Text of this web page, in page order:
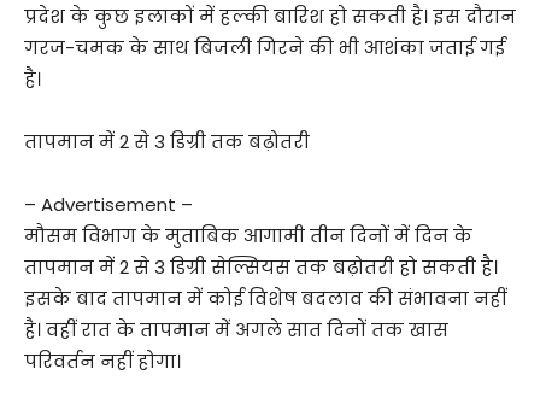
प्रदेश के कुछ इलाकों में हल्की बारिश हो सकती है। इस दौरान
गरज-चमक के साथ बिजली गिरने की भी आशंका जताई गई
है।
तापमान में 2 से 3 डिग्री तक बढ़ोतरी
– Advertisement –
मौसम विभाग के मुताबिक आगामी तीन दिनों में दिन के
तापमान में 2 से 3 डिग्री सेल्सियस तक बढ़ोतरी हो सकती है।
इसके बाद तापमान में कोई विशेष बदलाव की संभावना नहीं
है। वहीं रात के तापमान में अगले सात दिनों तक खास
परिवर्तन नहीं होगा।